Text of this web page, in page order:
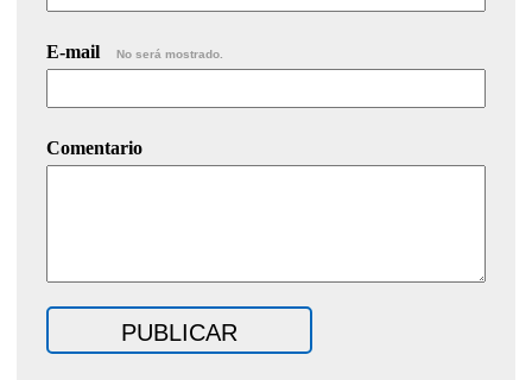
E-mail No será mostrado.
Comentario